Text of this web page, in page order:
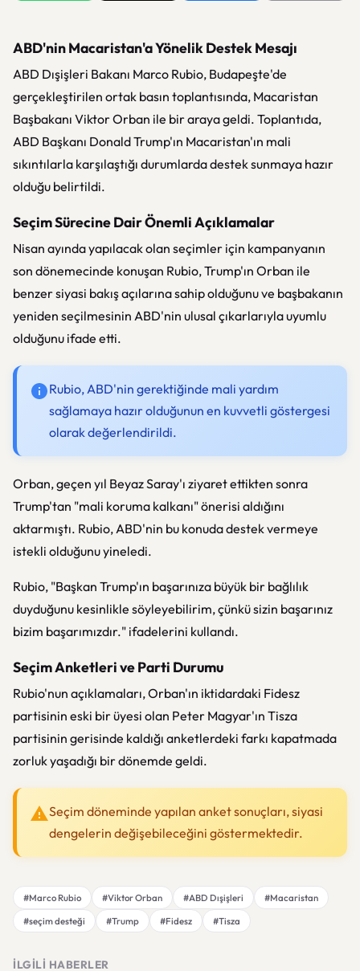
ABD'nin Macaristan'a Yönelik Destek Mesajı
ABD Dışişleri Bakanı Marco Rubio, Budapeşte'de
gerçekleştirilen ortak basın toplantısında, Macaristan
Başbakanı Viktor Orban ile bir araya geldi. Toplantıda,
ABD Başkanı Donald Trump'ın Macaristan'ın mali
sıkıntılarla karşılaştığı durumlarda destek sunmaya hazır
olduğu belirtildi.
Seçim Sürecine Dair Önemli Açıklamalar
Nisan ayında yapılacak olan seçimler için kampanyanın
son dönemecinde konuşan Rubio, Trump'ın Orban ile
benzer siyasi bakış açılarına sahip olduğunu ve başbakanın
yeniden seçilmesinin ABD'nin ulusal çıkarlarıyla uyumlu
olduğunu ifade etti.
Rubio, ABD'nin gerektiğinde mali yardım
sağlamaya hazır olduğunun en kuvvetli göstergesi
olarak değerlendirildi.
Orban, geçen yıl Beyaz Saray'ı ziyaret ettikten sonra
Trump'tan "mali koruma kalkanı" önerisi aldığını
aktarmıştı. Rubio, ABD'nin bu konuda destek vermeye
istekli olduğunu yineledi.
Rubio, "Başkan Trump'ın başarınıza büyük bir bağlılık
duyduğunu kesinlikle söyleyebilirim, çünkü sizin başarınız
bizim başarımızdır." ifadelerini kullandı.
Seçim Anketleri ve Parti Durumu
Rubio'nun açıklamaları, Orban'ın iktidardaki Fidesz
partisinin eski bir üyesi olan Peter Magyar'ın Tisza
partisinin gerisinde kaldığı anketlerdeki farkı kapatmada
zorluk yaşadığı bir dönemde geldi.
Seçim döneminde yapılan anket sonuçları, siyasi
dengelerin değişebileceğini göstermektedir.
#Marco Rubio #Viktor Orban #ABD Dışişleri
#Macaristan
#seçim desteği
#Trump #Fidesz #Tisza
İLGILI HABERLER